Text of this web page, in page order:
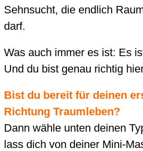
Sehnsucht, die endlich
darf.
Was auch immer es ist: Es
Und du bist genau richtig
Bist du bereit für deinen
Richtung Traumleben?
Dann wähle unten deinen
lass dich von deiner Mini-